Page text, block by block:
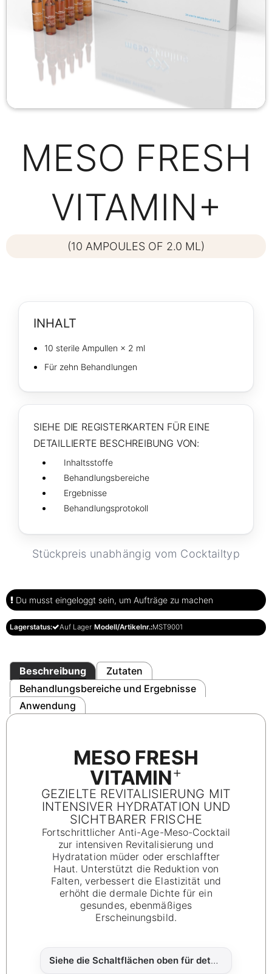
MESO FRESH
VITAMIN+
(10 AMPOULES OF 2.0 ML)
INHALT
10 sterile Ampullen × 2 ml
Für zehn Behandlungen
SIEHE DIE REGISTERKARTEN FÜR EINE
DETAILLIERTE BESCHREIBUNG VON:
Inhaltsstoffe
Behandlungsbereiche
Ergebnisse
Behandlungsprotokoll
Stückpreis unabhängig vom Cocktailtyp
Du musst eingeloggt sein, um Aufträge zu machen
Lagerstatus: Auf Lager Modell/Artikelnr.:MST9001
Beschreibung
Zutaten
Behandlungsbereiche und Ergebnisse
Anwendung
MESO FRESH
VITAMIN+
GEZIELTE REVITALISIERUNG MIT
INTENSIVER HYDRATATION UND
SICHTBARER FRISCHE
Fortschrittlicher Anti-Age-Meso-Cocktail
zur intensiven Revitalisierung und
Hydratation müder oder erschlaffter
Haut. Unterstützt die Reduktion von
Falten, verbessert die Elastizität und
erhöht die dermale Dichte für ein
gesundes, ebenmäßiges
Erscheinungsbild.
Siehe die Schaltflächen oben für detaillierte Informationen zu: